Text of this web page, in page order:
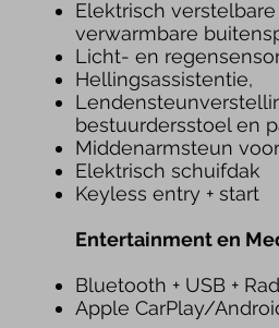
Elektrisch
verwarmbare
Licht- en
Hellingsassistentie,
bestuurdersstoel en
Middenarmsteun voor
Elektrisch schuifdak
Keyless entry + start
Entertainment en
Bluetooth + USB +
Apple CarPlay/